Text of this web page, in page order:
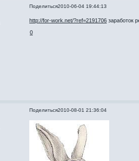
Поделиться2010-06-04 19:44:13
http://for-work.net/?ref=2191706 заработок
0
Поделиться2010-08-01 21:36:04